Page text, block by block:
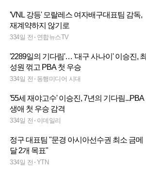
'VNL 강등' 모랄레스 여자배구대표팀 감독,
재계약하지 않기로
334일 전 연합뉴스TV
'2289일의 기다림'… '대구 사나이' 이승진, 최
성원 꺾고 PBA 첫 우승
334일 전 동행미디어 시대
'55세 재야고수' 이승진, 7년의 기다림...PBA
생애 첫 우승 감격
334일 전 이데일리
정구 대표팀 "문경 아시아선수권 최소 금메
달 2개 목표"
334일 전 YTN